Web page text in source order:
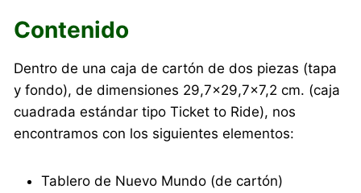
Contenido
Dentro de una caja de cartón de dos piezas (tapa
y fondo), de dimensiones 29,7×29,7×7,2 cm. (caja
cuadrada estándar tipo Ticket to Ride), nos
encontramos con los siguientes elementos:
Tablero de Nuevo Mundo (de cartón)